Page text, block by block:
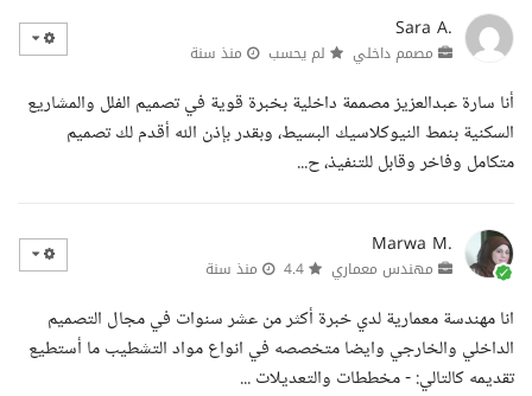
Sara A.
مصمم داخلي لم يحسب منذ سنة
أنا سارة عبدالعزيز مصممة داخلية بخبرة قوية في تصميم الفلل والمشاريع
السكنية بنمط النيوكلاسيك البسيط، وبقدر بإذن الله أقدم لك تصميم
متكامل وفاخر وقابل للتنفيذ، ح...
Marwa M.
مهندس معماري منذ سنة
انا مهندسة معمارية لدي خبرة أكثر من عشر سنوات في مجال التصميم
الداخلي والخارجي وايضا متخصصه في انواع مواد التشطيب ما أستطيع
تقديمه كالتالي: - مخططات والتعديلات ...